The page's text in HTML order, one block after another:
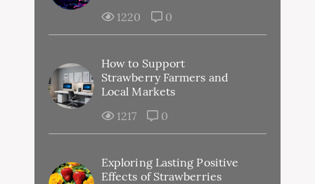
1220
0
How to Support
Strawberry Farmers and
Local Markets
1217
0
Exploring Lasting Positive
Effects of Strawberries